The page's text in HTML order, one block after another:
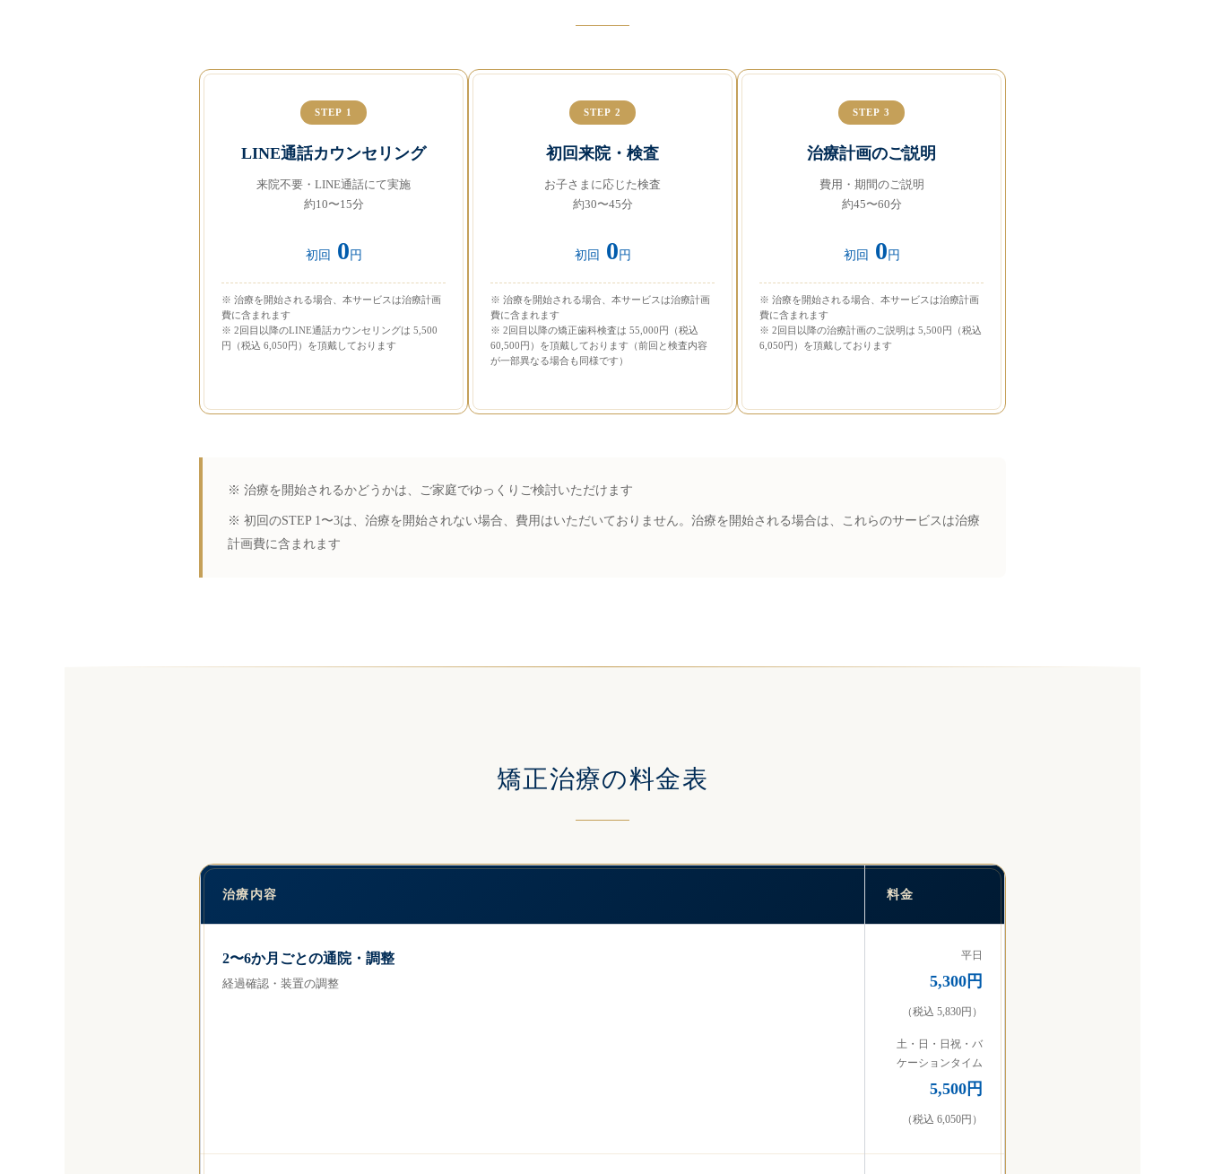
STEP 1
LINE通話カウンセリング
来院不要・LINE通話にて実施
約10〜15分
初回 0 円
※ 治療を開始される場合、本サービスは治療計画
費に含まれます
※ 2回目以降のLINE通話カウンセリングは 5,500
円（税込 6,050円）を頂戴しております
STEP 2
初回来院・検査
お子さまに応じた検査
約30〜45分
初回 0 円
※ 治療を開始される場合、本サービスは治療計画
費に含まれます
※ 2回目以降の矯正歯科検査は 55,000円（税込
60,500円）を頂戴しております（前回と検査内容
が一部異なる場合も同様です）
STEP 3
治療計画のご説明
費用・期間のご説明
約45〜60分
初回 0 円
※ 治療を開始される場合、本サービスは治療計画
費に含まれます
※ 2回目以降の治療計画のご説明は 5,500円（税込
6,050円）を頂戴しております
※ 治療を開始されるかどうかは、ご家庭でゆっくりご検討いただけます
※ 初回のSTEP 1〜3は、治療を開始されない場合、費用はいただいておりません。治療を開始される場合は、これらのサービスは治療
計画費に含まれます
矯正治療の料金表
治療内容 料金
2〜6か月ごとの通院・調整
経過確認・装置の調整
平日
5,300円
（税込 5,830円）
土・日・日祝・バ
ケーションタイム
5,500円
（税込 6,050円）